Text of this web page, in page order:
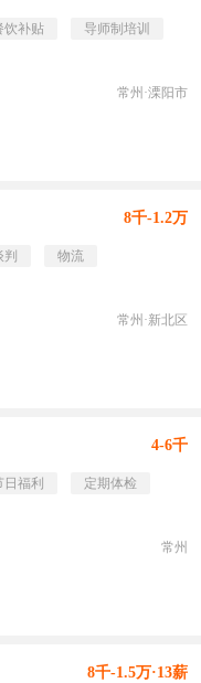
饮补贴
导师制培训
常州·溧阳市
8千-1.2万
判
物流
常州·新北区
4-6千
日福利
定期体检
常州
8千-1.5万·13薪